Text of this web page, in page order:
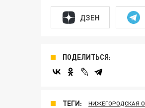
ДЗЕН
ПОДЕЛИТЬСЯ:
ТЕГИ: НИЖЕГОРОДСКАЯ